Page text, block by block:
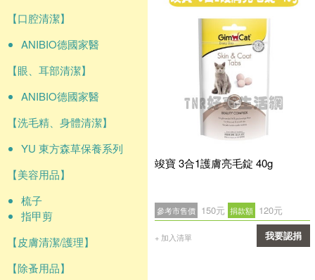
【口腔清潔】
ANIBIO德國家醫
【眼、耳部清潔】
ANIBIO德國家醫
【洗毛精、身體清潔】
YU 東方森草保養系列
【美容用品】
梳子
指甲剪
【皮膚清潔/護理】
【除蚤用品】
竣寶 3合1護膚亮毛錠 40g
參考市售價 150元 捐款額 120元
+ 加入清單 我要認捐